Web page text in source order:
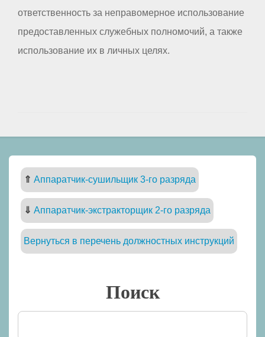
ответственность за неправомерное использование
предоставленных служебных полномочий, а также
использование их в личных целях.
⇑ Аппаратчик-сушильщик 3-го разряда
⇓ Аппаратчик-экстракторщик 2-го разряда
Вернуться в перечень должностных инструкций
Поиск